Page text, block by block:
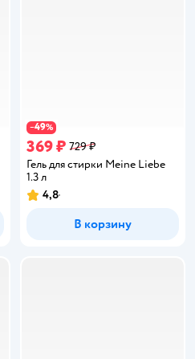
−49%
369 ₽ 729 ₽
Гель для стирки Meine Liebe
1.3 л
Рейтинг:
4,8
В корзину